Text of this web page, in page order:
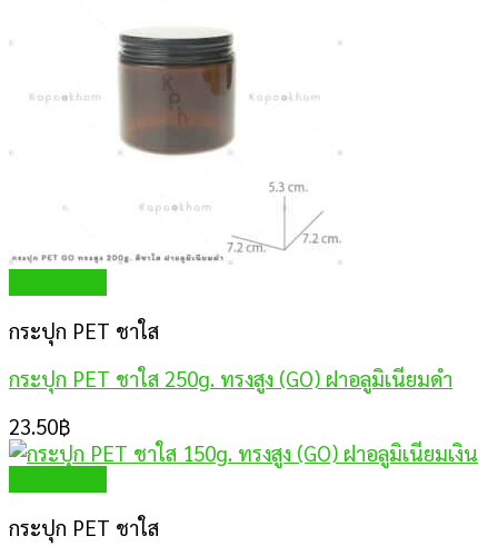
กระปุก PET ชาใส
กระปุก PET ชาใส 250g. ทรงสูง (GO) ฝาอลูมิเนียมดำ
23.50฿
กระปุก PET ชาใส